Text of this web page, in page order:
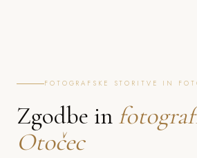
FOTOGRAFSKE STORITVE IN
Zgodbe in
Otočec